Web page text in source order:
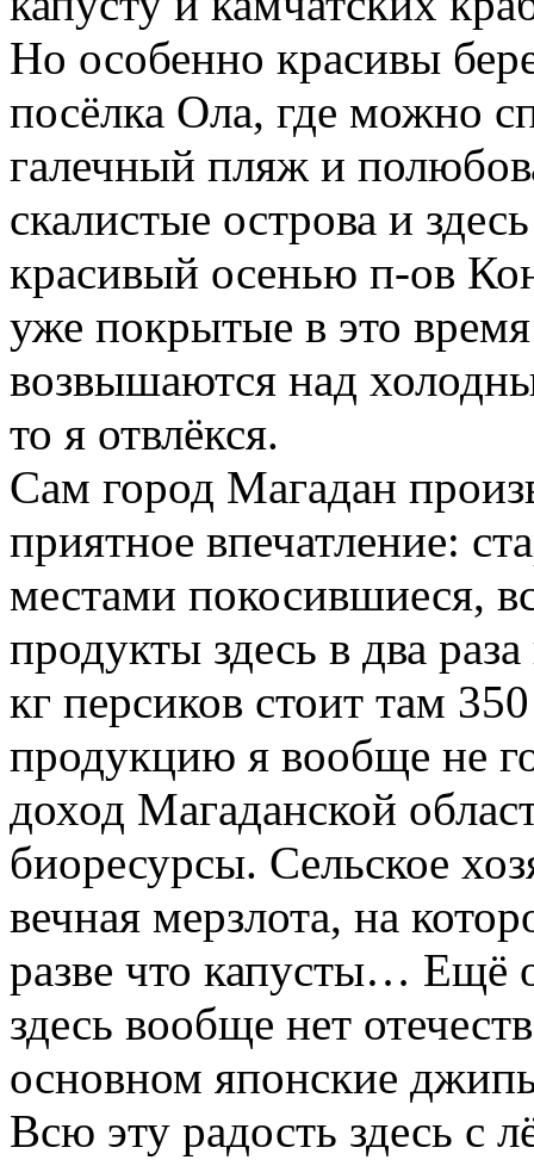
Но особенно красивы
посёлка Ола, где можно
галечный пляж и
скалистые острова и
красивый осенью п-ов
уже покрытые в это
возвышаются над
то я отвлёкся.
Сам город Магадан
приятное впечатление:
местами покосившиеся,
продукты здесь в два
кг персиков стоит там
продукцию я вообще не
доход Магаданской
биоресурсы. Сельское
вечная мерзлота, на
разве что капусты… Ещё
здесь вообще нет
основном японские
Всю эту радость здесь с